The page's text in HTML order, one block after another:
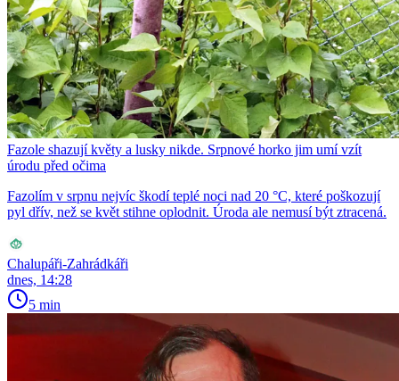
Fazole shazují květy a lusky nikde. Srpnové horko jim umí vzít
úrodu před očima
Fazolím v srpnu nejvíc škodí teplé noci nad 20 °C, které poškozují
pyl dřív, než se květ stihne oplodnit. Úroda ale nemusí být ztracená.
Chalupáři-Zahrádkáři
dnes, 14:28
5 min